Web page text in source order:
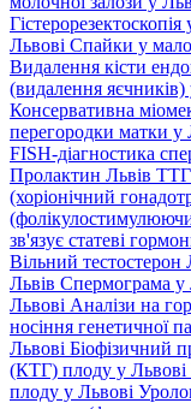
Гістерорезектоскопія
Львові Спайки у
Видалення кісти
(видалення яєчників)
Консервативна
перегородки матки у
FISH-діагностика
Пролактин Львів ТТГ
(хоріонічний
зв'язує статеві
Вільний тестостерон
Львів Спермограма у
Львові Аналізи на
носіння генетичної
Львові Біофізичний
(КТГ) плоду у Львові
плоду у Львові